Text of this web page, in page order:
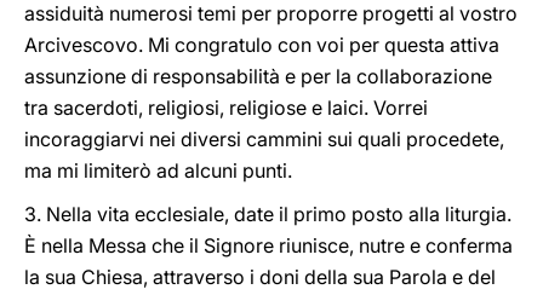
assiduità numerosi temi per proporre progetti al vostro
Arcivescovo. Mi congratulo con voi per questa attiva
assunzione di responsabilità e per la collaborazione
tra sacerdoti, religiosi, religiose e laici. Vorrei
incoraggiarvi nei diversi cammini sui quali procedete,
ma mi limiterò ad alcuni punti.
3. Nella vita ecclesiale, date il primo posto alla liturgia.
È nella Messa che il Signore riunisce, nutre e conferma
la sua Chiesa, attraverso i doni della sua Parola e del